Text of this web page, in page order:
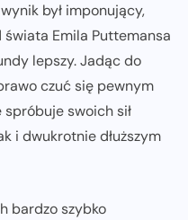
był imponujący,
Emila Puttemansa
lepszy. Jadąc do
czuć się pewnym
spróbuje swoich sił
i dwukrotnie dłuższym
bardzo szybko